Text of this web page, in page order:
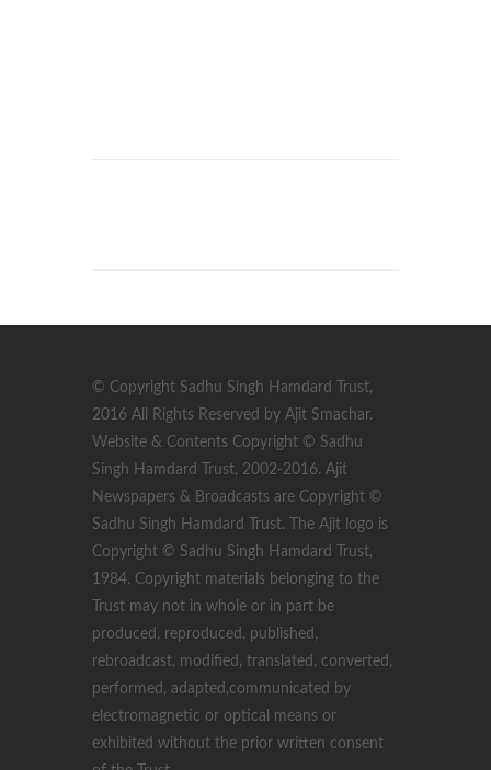
© Copyright Sadhu Singh Hamdard Trust,
2016 All Rights Reserved by Ajit Smachar.
Website & Contents Copyright © Sadhu
Singh Hamdard Trust, 2002-2016. Ajit
Newspapers & Broadcasts are Copyright ©
Sadhu Singh Hamdard Trust. The Ajit logo is
Copyright © Sadhu Singh Hamdard Trust,
1984. Copyright materials belonging to the
Trust may not in whole or in part be
produced, reproduced, published,
rebroadcast, modified, translated, converted,
performed, adapted,communicated by
electromagnetic or optical means or
exhibited without the prior written consent